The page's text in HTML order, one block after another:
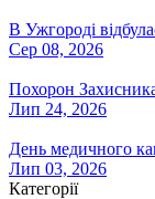
В Ужгороді
Сер 08, 2026
Похорон
Лип 24, 2026
День медичного
Лип 03, 2026
Категорії